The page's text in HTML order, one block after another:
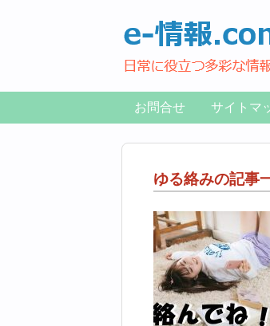
お問合せ サイトマ
ゆる絡みの記事